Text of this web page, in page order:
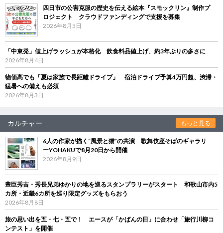
四日市の公害克服の歴史を伝える絵本『スモックリン』制作プ
ロジェクト クラウドファンディングで支援を募集
2026年8月5日
「中東発」値上げラッシュが本格化 飲食料品値上げ、約3年ぶりの多さに
2026年8月4日
物価高でも「夏は家族で長距離ドライブ」 宿泊ドライブ予算4万円超、渋滞・
猛暑への備えも必須
2026年8月3日
カルチャー もっと見る
6人の作家が描く“風景と猫”の共演 歌舞伎座そばのギャラリ
ーYOHAKUで8月20日から開催
2026年8月9日
豊臣秀吉・秀長兄弟ゆかりの地を巡るスタンプラリーがスタート 和歌山市内5
カ所・近畿6カ所を巡り限定グッズをもらおう
2026年8月8日
旅の思い出を五・七・五で！ エースが「かばんの日」に合わせ「旅行川柳コ
ンテスト」を開催